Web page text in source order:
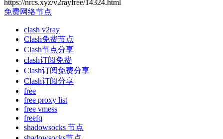
https://nrcs.xyz/v2rayfree/14324.html
免费网络节点
clash v2ray
Clash免费节点
Clash节点分享
clash订阅免费
Clash订阅免费分享
Clash订阅分享
free
free proxy list
free vmess
freefq
shadowsocks 节点